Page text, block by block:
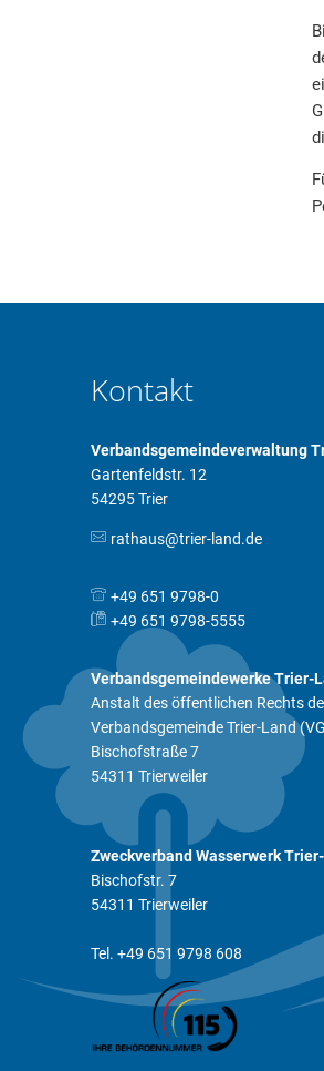
Kontakt
Verbandsgemeindeverwaltung
Gartenfeldstr. 12
54295 Trier
rathaus@trier-land.de
+49 651 9798-0
+49 651 9798-5555
Verbandsgemeindewerke Trier-
Anstalt des öffentlichen Rechts
Verbandsgemeinde Trier-Land
Bischofstraße 7
54311 Trierweiler
Zweckverband Wasserwerk
Bischofstr. 7
54311 Trierweiler
Tel. +49 651 9798 608